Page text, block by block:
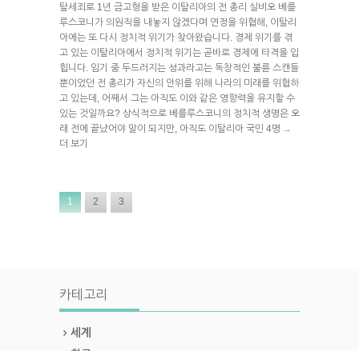
탈세죄로 1년 금고형을 받은 이탈리아의 전 총리 실비오 베를
루스코니가 의원직을 내놓지 않겠다며 연정을 위협해, 이탈리
아에는 또 다시 정치적 위기가 찾아왔습니다. 경제 위기를 겪
고 있는 이탈리아에서 정치적 위기는 곧바로 경제에 타격을 입
힙니다. 임기 중 두드러지는 성과라고는 독창적인 불륜 스캔들
뿐이었던 전 총리가 자신의 안위를 위해 나라의 미래를 위협하
고 있는데, 어째서 그는 아직도 이와 같은 영향력을 유지할 수
있는 것일까요? 상식적으로 베를루스코니의 정치적 생명은 오
래 전에 끝났어야 말이 되지만, 아직도 이탈리아 국민 4명 →
더 보기
1 2 3
카테고리
세계